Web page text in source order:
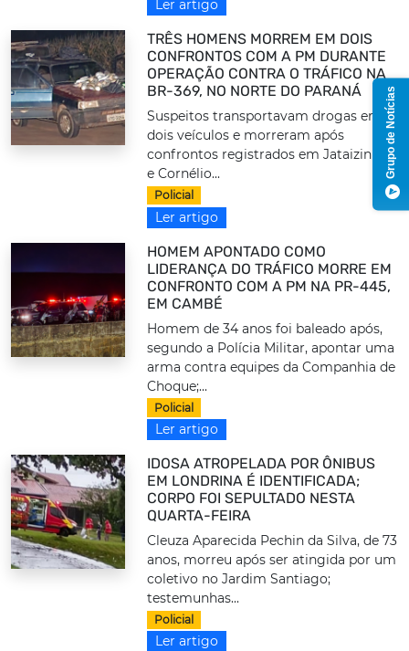
Ler artigo
TRÊS HOMENS MORREM EM DOIS
CONFRONTOS COM A PM DURANTE
OPERAÇÃO CONTRA O TRÁFICO NA
BR-369, NO NORTE DO PARANÁ
Suspeitos transportavam drogas em
dois veículos e morreram após
confrontos registrados em Jataizinho
e Cornélio...
Policial
Ler artigo
HOMEM APONTADO COMO
LIDERANÇA DO TRÁFICO MORRE EM
CONFRONTO COM A PM NA PR-445,
EM CAMBÉ
Homem de 34 anos foi baleado após,
segundo a Polícia Militar, apontar uma
arma contra equipes da Companhia de
Choque;...
Policial
Ler artigo
IDOSA ATROPELADA POR ÔNIBUS
EM LONDRINA É IDENTIFICADA;
CORPO FOI SEPULTADO NESTA
QUARTA-FEIRA
Cleuza Aparecida Pechin da Silva, de 73
anos, morreu após ser atingida por um
coletivo no Jardim Santiago;
testemunhas...
Policial
Ler artigo
Grupo de Notícias